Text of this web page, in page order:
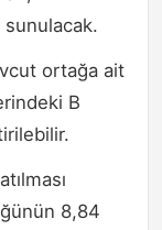
sunulacak.
ortağa ait
B
8,84